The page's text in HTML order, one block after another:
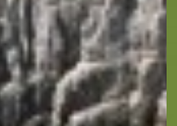
Οικολογία
Παραλίες
Αξιοθέατα
Συμβουλές
Ταξιδιωτικό Οδηγός